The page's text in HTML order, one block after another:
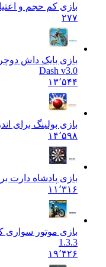
بازی کم حجم و اعتیاد آور 2013
بازی بایک داش دوچرخه
Dash v3.0
۱۳٬۵۴۴
بازی بولینگ برای اندروید King
۱۴٬۵۹۸
بازی پادشاه دارت برای
۱۱٬۳۱۶
بازی موتور سواری کراس
۱۹٬۴۲۶